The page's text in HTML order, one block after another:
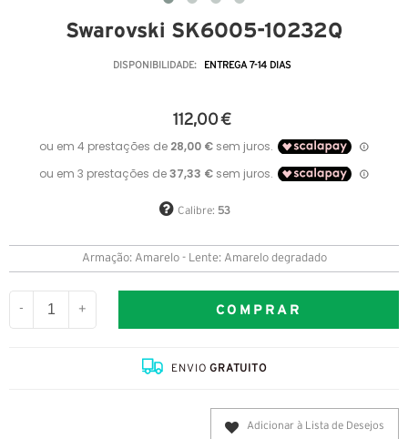
Swarovski SK6005-10232Q
DISPONIBILIDADE: ENTREGA 7-14 DIAS
112,00 €
Calibre: 53
Armação: Amarelo - Lente: Amarelo degradado
- + COMPRAR
ENVIOGRATUITO
Adicionar à Lista de Desejos